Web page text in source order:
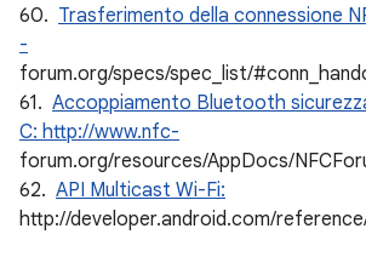
60. Trasferimento della connessione
-
forum.org/specs/spec_list/
61. Accoppiamento Bluetooth
C: http://www.nfc-
forum.org/resources/AppDocs/
62. API Multicast Wi-Fi:
http://developer.android.com/